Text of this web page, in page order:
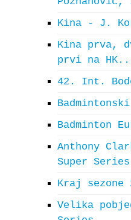
Kina - J.
Kina prva,
prvi na
42. Int.
Badminton
Anthony
Super Series
Kraj sezone
Velika